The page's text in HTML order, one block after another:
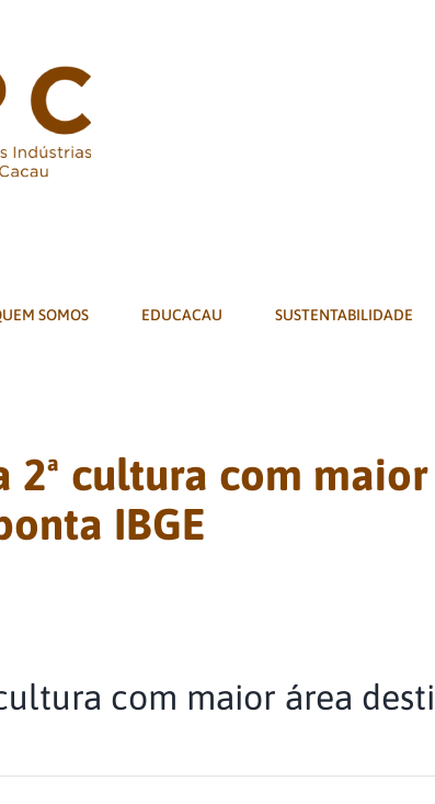
SOMOS EDUCACAU SUSTENTABILIDADE
2ª cultura com
IBGE
com maior área